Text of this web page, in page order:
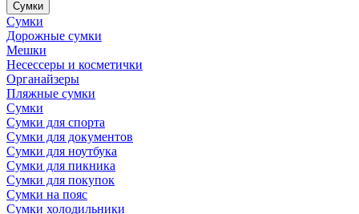
Сумки
Сумки
Дорожные сумки
Мешки
Несессеры и косметички
Органайзеры
Пляжные сумки
Сумки
Сумки для спорта
Сумки для документов
Сумки для ноутбука
Сумки для пикника
Сумки для покупок
Сумки на пояс
Сумки холодильники